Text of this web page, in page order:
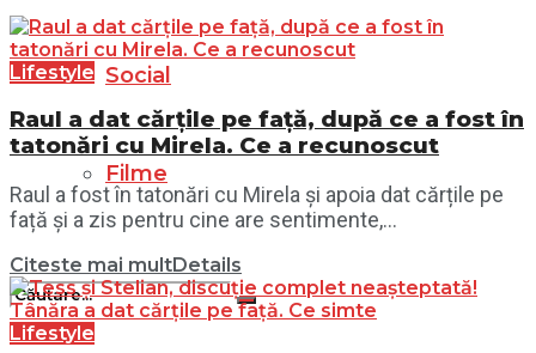
Social
Filme
Lifestyle
Raul a dat cărțile pe față, după ce a fost în
tatonări cu Mirela. Ce a recunoscut
Raul a fost în tatonări cu Mirela și apoia dat cărțile pe
față și a zis pentru cine are sentimente,...
Citeste mai multDetails
Lifestyle